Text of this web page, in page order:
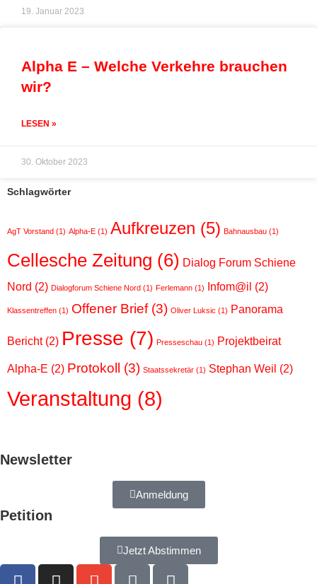
19. Januar 2023
Alpha E – Welche Verkehre brauchen
wir?
LESEN »
30. Oktober 2023
Schlagwörter
AgT Vorstand (1) Alpha-E (1) Aufkreuzen (5) Bahnausbau (1)
Cellesche Zeitung (6) Dialog Forum Schiene
Nord (2) Dialogforum Schiene Nord (1) Ferlemann (1) Infom@il (2)
Klassentreffen (1) Offener Brief(3) Oliver Luksic (1) Panorama
Bericht(2) Presse (7) Presseschau (1) Projektbeirat
Alpha-E (2) Protokoll (3) Staatssekretär (1) Stephan Weil (2)
Veranstaltung (8)
Newsletter
Anmeldung
Petition
Jetzt Abstimmen